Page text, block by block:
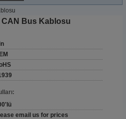
CAN Bus Kablosu
email us for prices